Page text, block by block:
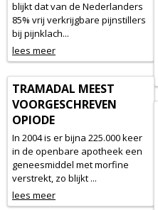
blijkt dat van de Nederlanders
85% vrij verkrijgbare pijnstillers
bij pijnklach...
lees meer
TRAMADAL MEEST
VOORGESCHREVEN
OPIODE
In 2004 is er bijna 225.000 keer
in de openbare apotheek een
geneesmiddel met morfine
verstrekt, zo blijkt ...
lees meer